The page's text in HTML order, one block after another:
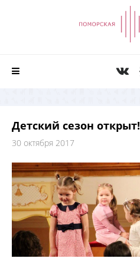
Детский сезон открыт!
30 октября 2017